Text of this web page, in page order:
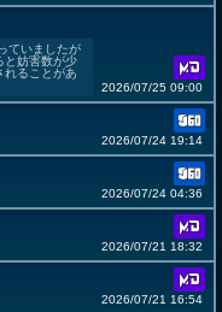
ていましたが
と妨害数が少
れることがあ
2026/07/25 09:00
2026/07/24 19:14
2026/07/24 04:36
2026/07/21 18:32
2026/07/21 16:54